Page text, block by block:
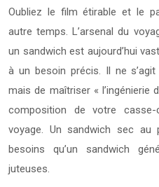
Oubliez le film étirable et le
autre temps. L’arsenal du
un sandwich est aujourd’hui
à un besoin précis. Il ne
mais de maîtriser «
composition de votre
voyage. Un sandwich sec au
besoins qu’un sandwich
juteuses.